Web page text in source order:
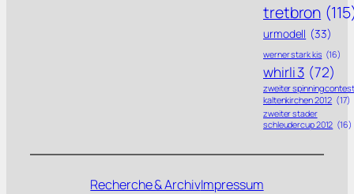
tretbron
urmodell (33)
werner stark kis (16)
whirli 3 (72)
zweiter spinning contest
kaltenkirchen 2012 (17)
zweiter stader
schleudercup 2012 (16)
Recherche & ArchivImpressum